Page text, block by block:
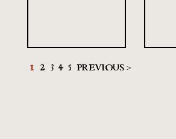
1 2 3 4 5 PREVIOUS >